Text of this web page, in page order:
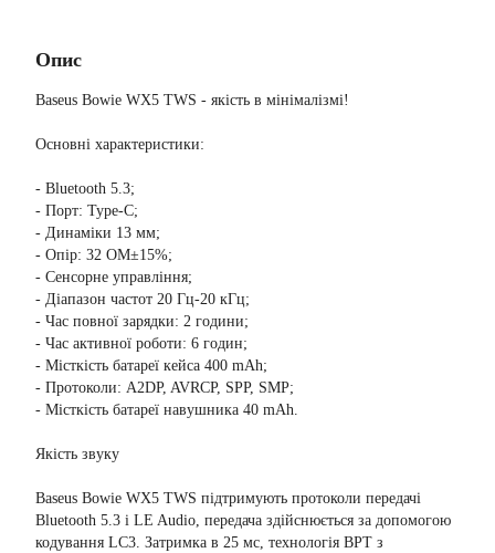
Опис
Baseus Bowie WX5 TWS - якість в мінімалізмі!
Основні характеристики:
- Bluetooth 5.3;
- Порт: Type-C;
- Динаміки 13 мм;
- Опір: 32 ОМ±15%;
- Сенсорне управління;
- Діапазон частот 20 Гц-20 кГц;
- Час повної зарядки: 2 години;
- Час активної роботи: 6 годин;
- Місткість батареї кейса 400 mAh;
- Протоколи: A2DP, AVRCP, SPP, SMP;
- Місткість батареї навушника 40 mAh.
Якість звуку
Baseus Bowie WX5 TWS підтримують протоколи передачі
Bluetooth 5.3 і LE Audio, передача здійснюється за допомогою
кодування LC3. Затримка в 25 мс, технологія BPT з